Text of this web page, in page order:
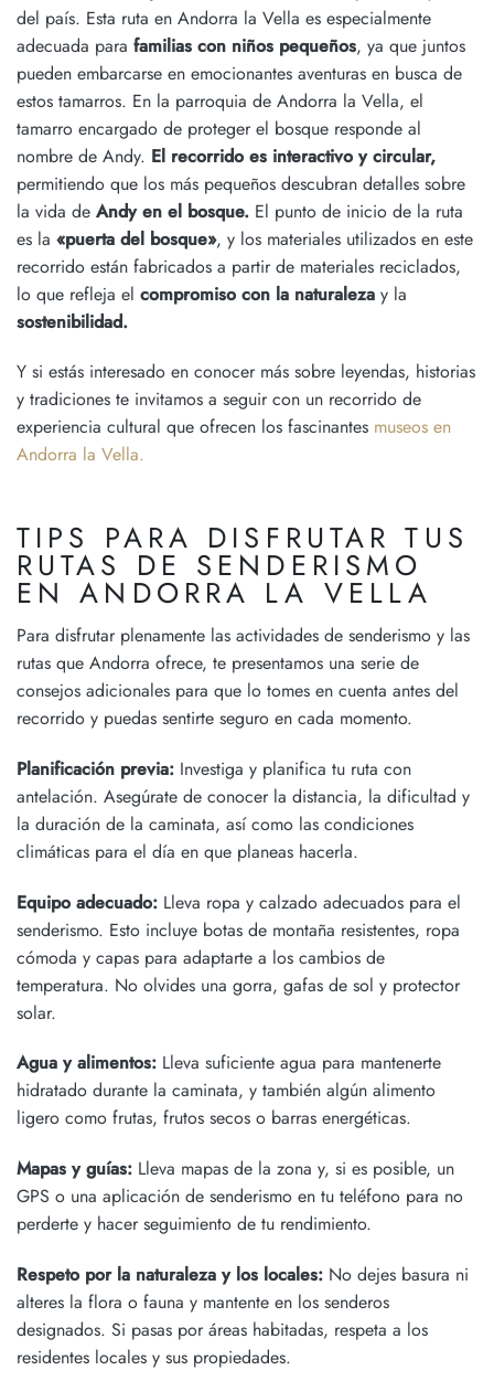
del país. Esta ruta en Andorra la Vella es especialmente
adecuada para familias con niños pequeños, ya que juntos
pueden embarcarse en emocionantes aventuras en busca de
estos tamarros. En la parroquia de Andorra la Vella, el
tamarro encargado de proteger el bosque responde al
nombre de Andy. El recorrido es interactivo y circular,
permitiendo que los más pequeños descubran detalles sobre
la vida de Andy en el bosque. El punto de inicio de la ruta
es la «puerta del bosque», y los materiales utilizados en este
recorrido están fabricados a partir de materiales reciclados,
lo que refleja el compromiso con la naturaleza y la
sostenibilidad.
Y si estás interesado en conocer más sobre leyendas, historias
y tradiciones te invitamos a seguir con un recorrido de
experiencia cultural que ofrecen los fascinantes museos en
Andorra la Vella.
TIPS PARA DISFRUTAR TUS
RUTAS DE SENDERISMO
EN ANDORRA LA VELLA
Para disfrutar plenamente las actividades de senderismo y las
rutas que Andorra ofrece, te presentamos una serie de
consejos adicionales para que lo tomes en cuenta antes del
recorrido y puedas sentirte seguro en cada momento.
Planificación previa: Investiga y planifica tu ruta con
antelación. Asegúrate de conocer la distancia, la dificultad y
la duración de la caminata, así como las condiciones
climáticas para el día en que planeas hacerla.
Equipo adecuado: Lleva ropa y calzado adecuados para el
senderismo. Esto incluye botas de montaña resistentes, ropa
cómoda y capas para adaptarte a los cambios de
temperatura. No olvides una gorra, gafas de sol y protector
solar.
Agua y alimentos: Lleva suficiente agua para mantenerte
hidratado durante la caminata, y también algún alimento
ligero como frutas, frutos secos o barras energéticas.
Mapas y guías: Lleva mapas de la zona y, si es posible, un
GPS o una aplicación de senderismo en tu teléfono para no
perderte y hacer seguimiento de tu rendimiento.
Respeto por la naturaleza y los locales: No dejes basura ni
alteres la flora o fauna y mantente en los senderos
designados. Si pasas por áreas habitadas, respeta a los
residentes locales y sus propiedades.